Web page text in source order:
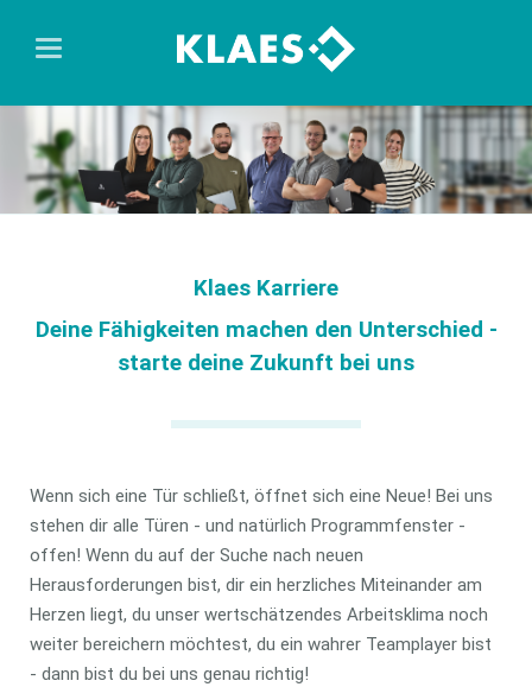
Klaes Karriere
Deine Fähigkeiten machen den Unterschied -
starte deine Zukunft bei uns
Wenn sich eine Tür schließt, öffnet sich eine Neue! Bei uns
stehen dir alle Türen - und natürlich Programmfenster -
offen! Wenn du auf der Suche nach neuen
Herausforderungen bist, dir ein herzliches Miteinander am
Herzen liegt, du unser wertschätzendes Arbeitsklima noch
weiter bereichern möchtest, du ein wahrer Teamplayer bist
- dann bist du bei uns genau richtig!